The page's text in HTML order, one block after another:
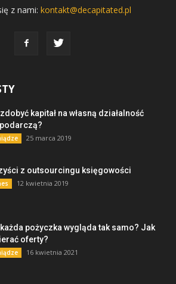
z nami: kontakt@decapitated.pl
kapitał na własną działalność
25 marca 2019
z outsourcingu księgowości
12 kwietnia 2019
pożyczka wygląda tak samo? Jak
oferty?
16 kwietnia 2021